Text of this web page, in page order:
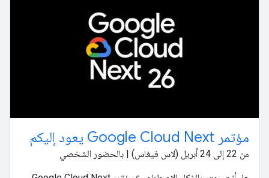
مؤتمر Google Cloud Next يعود إليكم
من 22 إلى 24 أبريل (لاس فيغاس) | بالحضور الشخصي